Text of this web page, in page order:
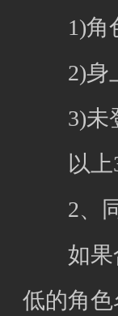
1)角色
2)身上
3)未登
以上3
2、同
如果合
低的角